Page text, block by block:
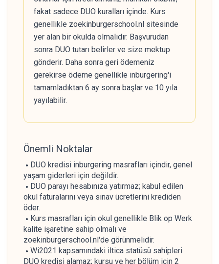
fakat sadece DUO kuralları içinde. Kurs
genellikle zoekinburgerschool.nl sitesinde
yer alan bir okulda olmalıdır. Başvurudan
sonra DUO tutarı belirler ve size mektup
gönderir. Daha sonra geri ödemeniz
gerekirse ödeme genellikle inburgering'i
tamamladıktan 6 ay sonra başlar ve 10 yıla
yayılabilir.
Önemli Noktalar
DUO kredisi inburgering masrafları içindir, genel
yaşam giderleri için değildir.
DUO parayı hesabınıza yatırmaz; kabul edilen
okul faturalarını veya sınav ücretlerini krediden
öder.
Kurs masrafları için okul genellikle Blik op Werk
kalite işaretine sahip olmalı ve
zoekinburgerschool.nl'de görünmelidir.
Wi2021 kapsamındaki iltica statüsü sahipleri
DUO kredisi alamaz; kursu ve her bölüm için 2